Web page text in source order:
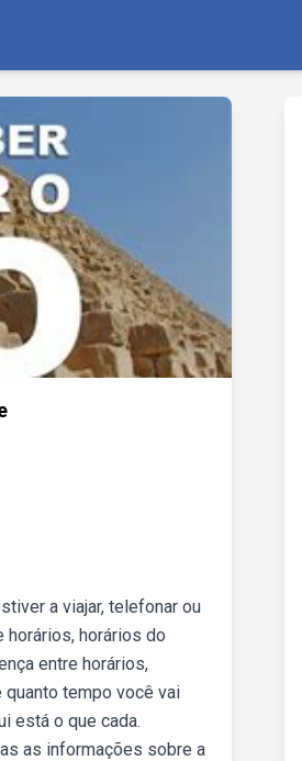
a viajar, telefonar ou
horários, horários do
entre horários,
tempo você vai
está o que cada.
as informações sobre a